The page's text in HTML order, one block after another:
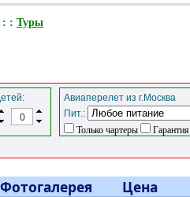
: : Туры
Авиаперелет из г.Москва
Пит.:
Только чартеры
Гарантия
Фотогалерея Цена